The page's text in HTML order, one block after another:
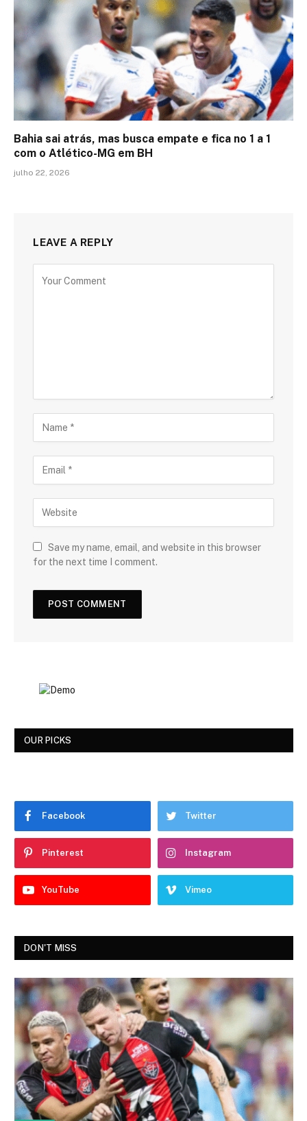
Bahia sai atrás, mas busca empate e fica no 1 a 1
com o Atlético-MG em BH
julho 22, 2026
LEAVE A REPLY
Save my name, email, and website in this browser
for the next time I comment.
OUR PICKS
Facebook Twitter
Pinterest Instagram
YouTube Vimeo
DON'T MISS